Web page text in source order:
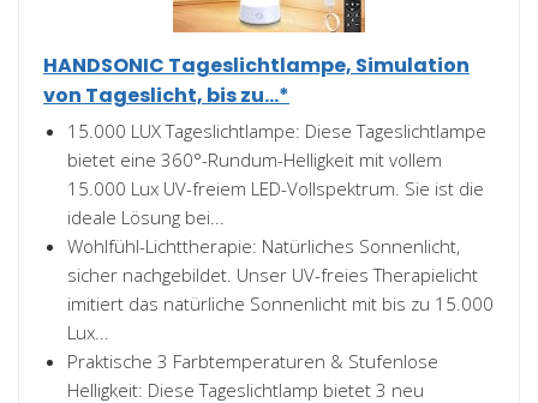
HANDSONIC Tageslichtlampe, Simulation
von Tageslicht, bis zu...*
15.000 LUX Tageslichtlampe: Diese Tageslichtlampe
bietet eine 360°-Rundum-Helligkeit mit vollem
15.000 Lux UV-freiem LED-Vollspektrum. Sie ist die
ideale Lösung bei...
Wohlfühl-Lichttherapie: Natürliches Sonnenlicht,
sicher nachgebildet. Unser UV-freies Therapielicht
imitiert das natürliche Sonnenlicht mit bis zu 15.000
Lux...
Praktische 3 Farbtemperaturen & Stufenlose
Helligkeit: Diese Tageslichtlamp bietet 3 neu